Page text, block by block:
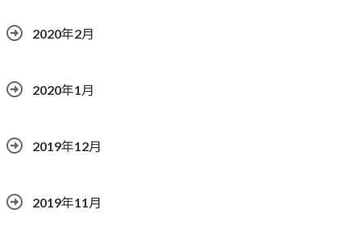
2020年2月
2020年1月
2019年12月
2019年11月